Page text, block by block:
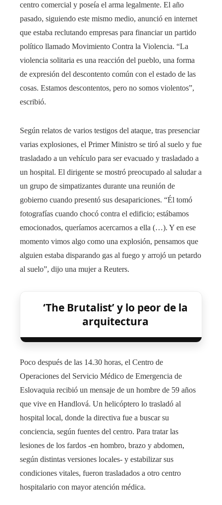
centro comercial y poseía el arma legalmente. El año
pasado, siguiendo este mismo medio, anunció en internet
que estaba reclutando empresas para financiar un partido
político llamado Movimiento Contra la Violencia. “La
violencia solitaria es una reacción del pueblo, una forma
de expresión del descontento común con el estado de las
cosas. Estamos descontentos, pero no somos violentos”,
escribió.
Según relatos de varios testigos del ataque, tras presenciar
varias explosiones, el Primer Ministro se tiró al suelo y fue
trasladado a un vehículo para ser evacuado y trasladado a
un hospital. El dirigente se mostró preocupado al saludar a
un grupo de simpatizantes durante una reunión de
gobierno cuando presentó sus desapariciones. “Él tomó
fotografías cuando chocó contra el edificio; estábamos
emocionados, queríamos acercarnos a ella (…). Y en ese
momento vimos algo como una explosión, pensamos que
alguien estaba disparando gas al fuego y arrojó un petardo
al suelo”, dijo una mujer a Reuters.
‘The Brutalist’ y lo peor de la
arquitectura
Poco después de las 14.30 horas, el Centro de
Operaciones del Servicio Médico de Emergencia de
Eslovaquia recibió un mensaje de un hombre de 59 años
que vive en Handlová. Un helicóptero lo trasladó al
hospital local, donde la directiva fue a buscar su
conciencia, según fuentes del centro. Para tratar las
lesiones de los fardos -en hombro, brazo y abdomen,
según distintas versiones locales- y estabilizar sus
condiciones vitales, fueron trasladados a otro centro
hospitalario con mayor atención médica.